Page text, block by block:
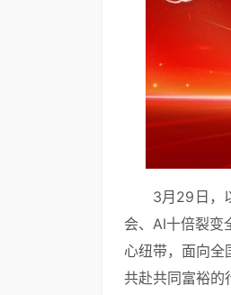
3月29日，
会、AI十倍裂变
心纽带，面向全
共赴共同富裕的